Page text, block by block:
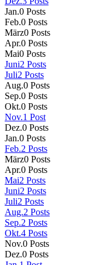
Jan.0 Posts
Feb.0 Posts
März0 Posts
Apr.0 Posts
Mai0 Posts
Juni2 Posts
Juli2 Posts
Aug.0 Posts
Sep.0 Posts
Okt.0 Posts
Nov.1 Post
Dez.0 Posts
Jan.0 Posts
Feb.2 Posts
März0 Posts
Apr.0 Posts
Mai2 Posts
Juni2 Posts
Juli2 Posts
Aug.2 Posts
Sep.2 Posts
Okt.4 Posts
Nov.0 Posts
Dez.0 Posts